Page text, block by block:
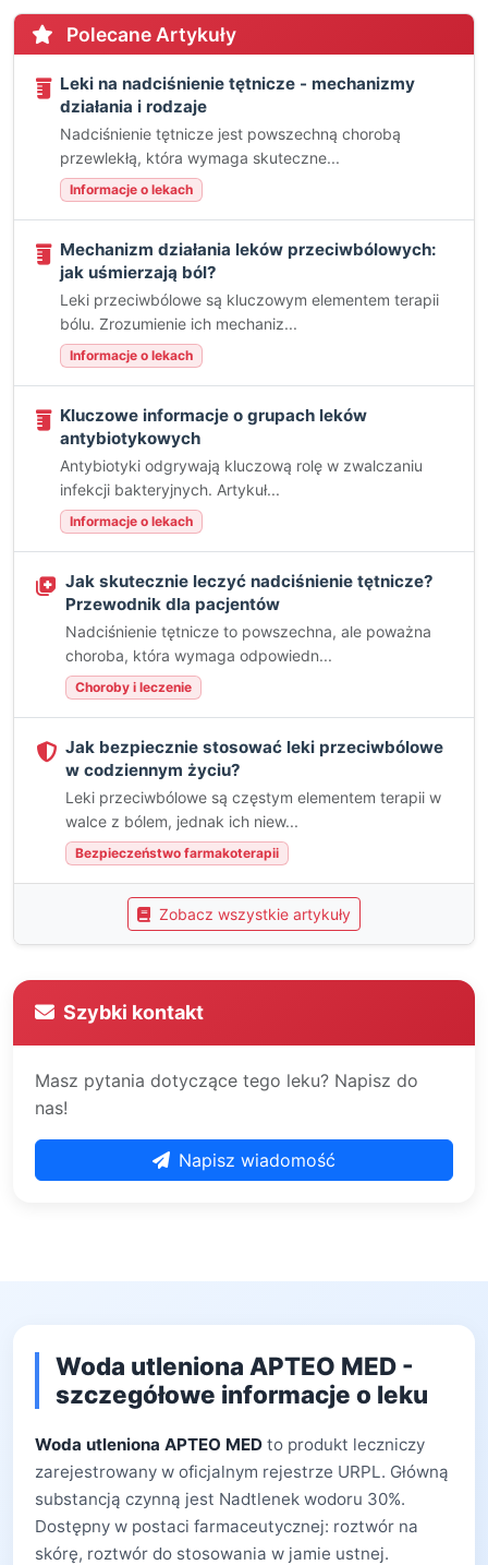
Polecane Artykuły
Leki na nadciśnienie tętnicze - mechanizmy
działania i rodzaje
Nadciśnienie tętnicze jest powszechną chorobą
przewlekłą, która wymaga skuteczne...
Informacje o lekach
Mechanizm działania leków przeciwbólowych:
jak uśmierzają ból?
Leki przeciwbólowe są kluczowym elementem terapii
bólu. Zrozumienie ich mechaniz...
Informacje o lekach
Kluczowe informacje o grupach leków
antybiotykowych
Antybiotyki odgrywają kluczową rolę w zwalczaniu
infekcji bakteryjnych. Artykuł...
Informacje o lekach
Jak skutecznie leczyć nadciśnienie tętnicze?
Przewodnik dla pacjentów
Nadciśnienie tętnicze to powszechna, ale poważna
choroba, która wymaga odpowiedn...
Choroby i leczenie
Jak bezpiecznie stosować leki przeciwbólowe
w codziennym życiu?
Leki przeciwbólowe są częstym elementem terapii w
walce z bólem, jednak ich niew...
Bezpieczeństwo farmakoterapii
Zobacz wszystkie artykuły
Szybki kontakt
Masz pytania dotyczące tego leku? Napisz do
nas!
Napisz wiadomość
Woda utleniona APTEO MED -
szczegółowe informacje o leku
Woda utleniona APTEO MED to produkt leczniczy
zarejestrowany w oficjalnym rejestrze URPL. Główną
substancją czynną jest Nadtlenek wodoru 30%.
Dostępny w postaci farmaceutycznej: roztwór na
skórę, roztwór do stosowania w jamie ustnej.